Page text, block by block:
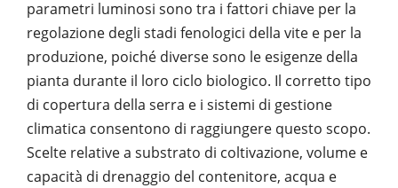
parametri luminosi sono tra i fattori chiave per la
regolazione degli stadi fenologici della vite e per la
produzione, poiché diverse sono le esigenze della
pianta durante il loro ciclo biologico. Il corretto tipo
di copertura della serra e i sistemi di gestione
climatica consentono di raggiungere questo scopo.
Scelte relative a substrato di coltivazione, volume e
capacità di drenaggio del contenitore, acqua e